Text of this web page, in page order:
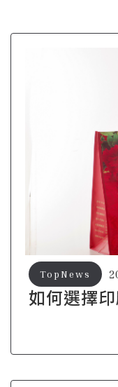
如何選擇
TopNews